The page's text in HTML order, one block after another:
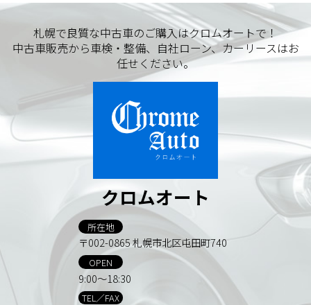
札幌で良質な中古車のご購入はクロムオートで！
中古車販売から車検・整備、自社ローン、カーリースはお
任せください。
クロムオート
所在地
〒002-0865 札幌市北区屯田町740
OPEN
9:00～18:30
TEL／FAX